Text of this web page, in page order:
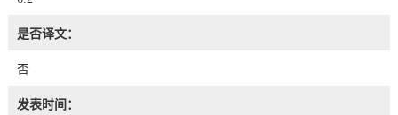
是否译文：
否
发表时间：